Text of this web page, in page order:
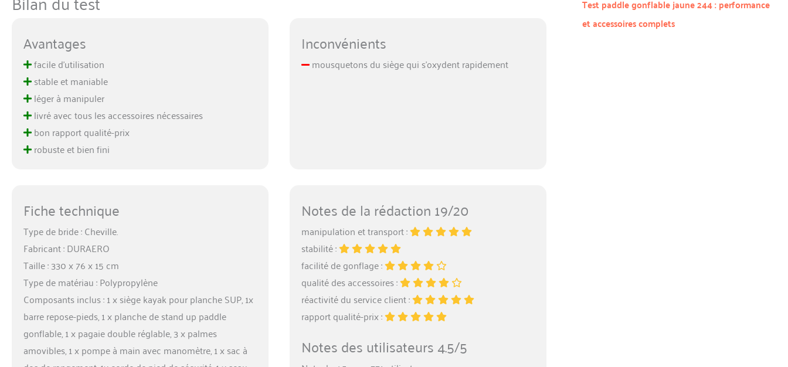
Avantages
facile d’utilisation
stable et maniable
léger à manipuler
livré avec tous les accessoires nécessaires
bon rapport qualité-prix
robuste et bien fini
Inconvénients
mousquetons du siège qui s’oxydent rapidement
Fiche technique
Type de bride : Cheville.
Fabricant : DURAERO
Taille : 330 x 76 x 15 cm
Type de matériau : Polypropylène
Composants inclus : 1 x siège kayak pour planche SUP, 1x
barre repose-pieds, 1 x planche de stand up paddle
gonflable, 1 x pagaie double réglable, 3 x palmes
amovibles, 1 x pompe à main avec manomètre, 1 x sac à
Notes de la rédaction 19/20
manipulation et transport :
stabilité :
facilité de gonflage :
qualité des accessoires :
réactivité du service client :
rapport qualité-prix :
Notes des utilisateurs 4.5/5
Test paddle gonflable jaune 244 : performance
et accessoires complets